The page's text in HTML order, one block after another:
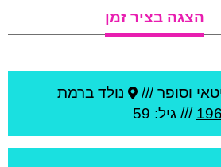
הצגה בציר זמן
וסופר /// נולד ברמת
/// גיל: 59